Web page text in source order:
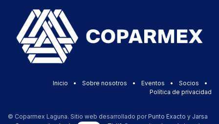
Inicio • Sobre nosotros • Eventos • Socios
•
Política de privacidad
© Coparmex Laguna. Sitio web desarrollado por Punto Exacto y Jarsa